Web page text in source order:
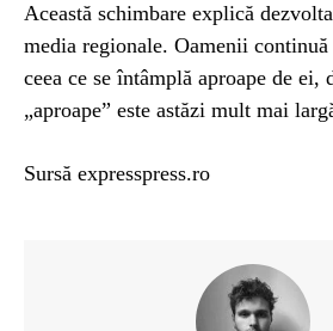
Această schimbare explică
media regionale. Oamenii
ceea ce se întâmplă aproape de ei,
„aproape” este astăzi mult mai
Sursă expresspress.ro